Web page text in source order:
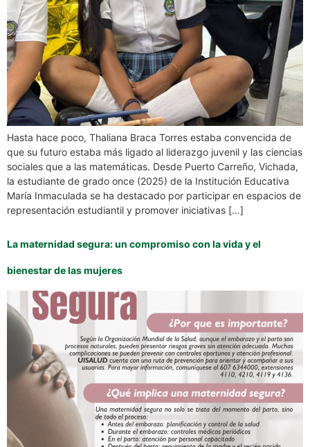
Hasta hace poco, Thaliana Braca Torres estaba convencida de
que su futuro estaba más ligado al liderazgo juvenil y las ciencias
sociales que a las matemáticas. Desde Puerto Carreño, Vichada,
la estudiante de grado once (2025) de la Institución Educativa
María Inmaculada se ha destacado por participar en espacios de
representación estudiantil y promover iniciativas […]
La maternidad segura: un compromiso con la vida y el
bienestar de las mujeres